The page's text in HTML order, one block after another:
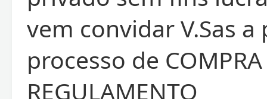
vem convidar V.Sas
processo de COMPRA
REGULAMENTO